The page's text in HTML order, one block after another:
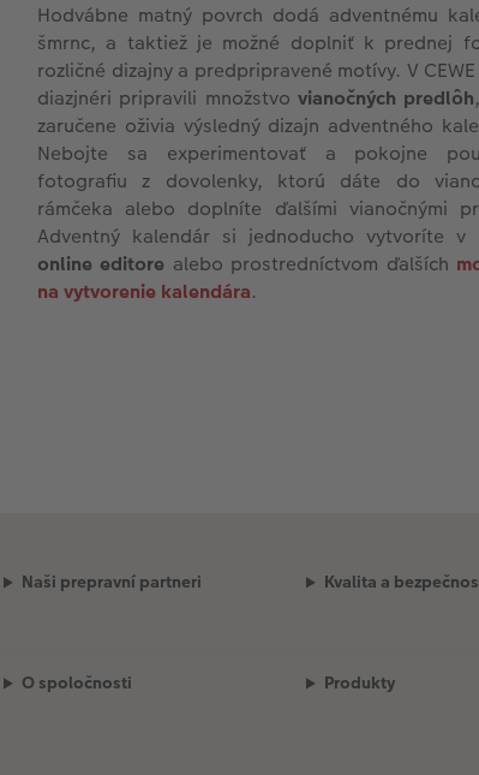
Hodvábne matný povrch dodá adventnému
šmrnc, a taktiež je možné doplniť k prednej
rozličné dizajny a predpripravené motívy. V
diazjnéri pripravili množstvo vianočných predlôh
zaručene oživia výsledný dizajn adventného
Nebojte sa experimentovať a pokojne
fotografiu z dovolenky, ktorú dáte do
rámčeka alebo doplníte ďalšími vianočnými
Adventný kalendár si jednoducho vytvoríte v
online editore alebo prostredníctvom ďalších
na vytvorenie kalendára.
Naši prepravní partneri Kvalita a
O spoločnosti Produkty